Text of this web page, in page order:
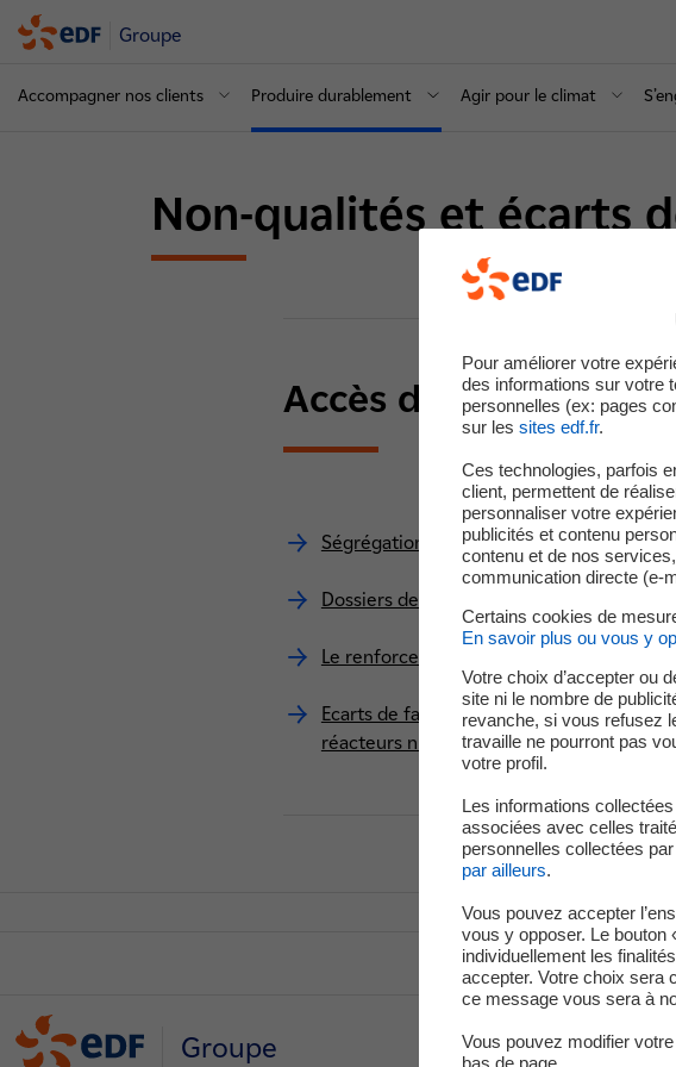
Groupe
Accompagner nos clients Produire durablement Agir pour le climat
Non-qualités et écarts
Accès directs
Ségrégation carbone
Dossiers de fabrication Creusot Loire
Le renforcement de la surveillance
Ecarts de fabrication sur des composants
réacteurs nucléaires
Groupe
Pour améliorer votre
des informations sur votre
personnelles (ex: pages
sur les sites edf.fr.
Ces technologies, parfois
client, permettent de
personnaliser votre
publicités et contenu
contenu et de nos
communication directe (e-
Certains cookies de
En savoir plus ou vous y
Votre choix d’accepter ou
site ni le nombre de
revanche, si vous refusez
travaille ne pourront pas
votre profil.
Les informations
associées avec celles
personnelles collectées
par ailleurs.
Vous pouvez accepter
vous y opposer. Le bouton
individuellement les
accepter. Votre choix sera
ce message vous sera à
Vous pouvez modifier
bas de page.